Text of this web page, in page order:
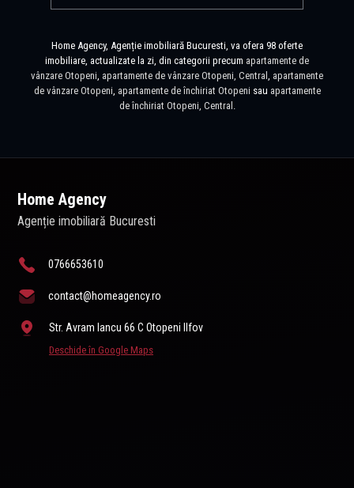
Home Agency, Agenție imobiliară Bucuresti, va ofera 98 oferte
imobiliare, actualizate la zi, din categorii precum apartamente de
vânzare Otopeni apartamente de vânzare Otopeni, Central
apartamente
de vânzare Otopeni apartamente de închiriat Otopeni sau apartamente
de închiriat Otopeni, Central
Home Agency
Agenție imobiliară Bucuresti
0766653610
contact@homeagency.ro
Str. Avram Iancu 66 C Otopeni Ilfov
Deschide în Google Maps